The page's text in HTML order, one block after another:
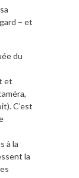
– et
du
et
C’est
à la
la